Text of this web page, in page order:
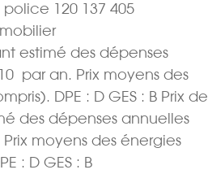
120 137 405
estimé des dépenses
 par an. Prix moyens des
DPE : D GES : B Prix de
des dépenses annuelles
Prix moyens des énergies
: D GES : B